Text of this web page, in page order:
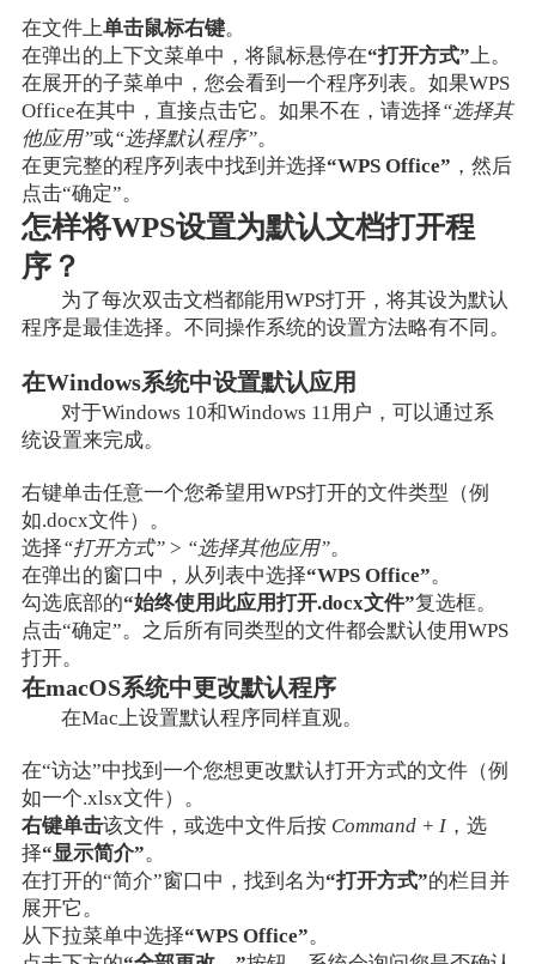
在文件上单击鼠标右键。
在弹出的上下文菜单中，将鼠标悬停在“打开方式”上。
在展开的子菜单中，您会看到一个程序列表。如果WPS
Office在其中，直接点击它。如果不在，请选择“选择其
他应用”或“选择默认程序”。
在更完整的程序列表中找到并选择“WPS Office” ，然后
点击“确定”。
怎样将WPS设置为默认文档打开程
序？
为了每次双击文档都能用WPS打开，将其设为默认
程序是最佳选择。不同操作系统的设置方法略有不同。
在Windows系统中设置默认应用
对于Windows 10和Windows 11用户，可以通过系
统设置来完成。
右键单击任意一个您希望用WPS打开的文件类型（例
如.docx文件）。
选择“打开方式”> “选择其他应用”。
在弹出的窗口中，从列表中选择“WPS Office”。
勾选底部的“始终使用此应用打开.docx文件”复选框。
点击“确定”。之后所有同类型的文件都会默认使用WPS
打开。
在macOS系统中更改默认程序
在Mac上设置默认程序同样直观。
在“访达”中找到一个您想更改默认打开方式的文件（例
如一个.xlsx文件）。
右键单击该文件，或选中文件后按 Command + I，选
择“显示简介”。
在打开的“简介”窗口中，找到名为“打开方式”的栏目并
展开它。
从下拉菜单中选择“WPS Office”。